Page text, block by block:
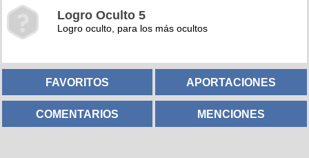
Logro Oculto 5
Logro oculto, para los más ocultos
FAVORITOS APORTACIONES
COMENTARIOS MENCIONES